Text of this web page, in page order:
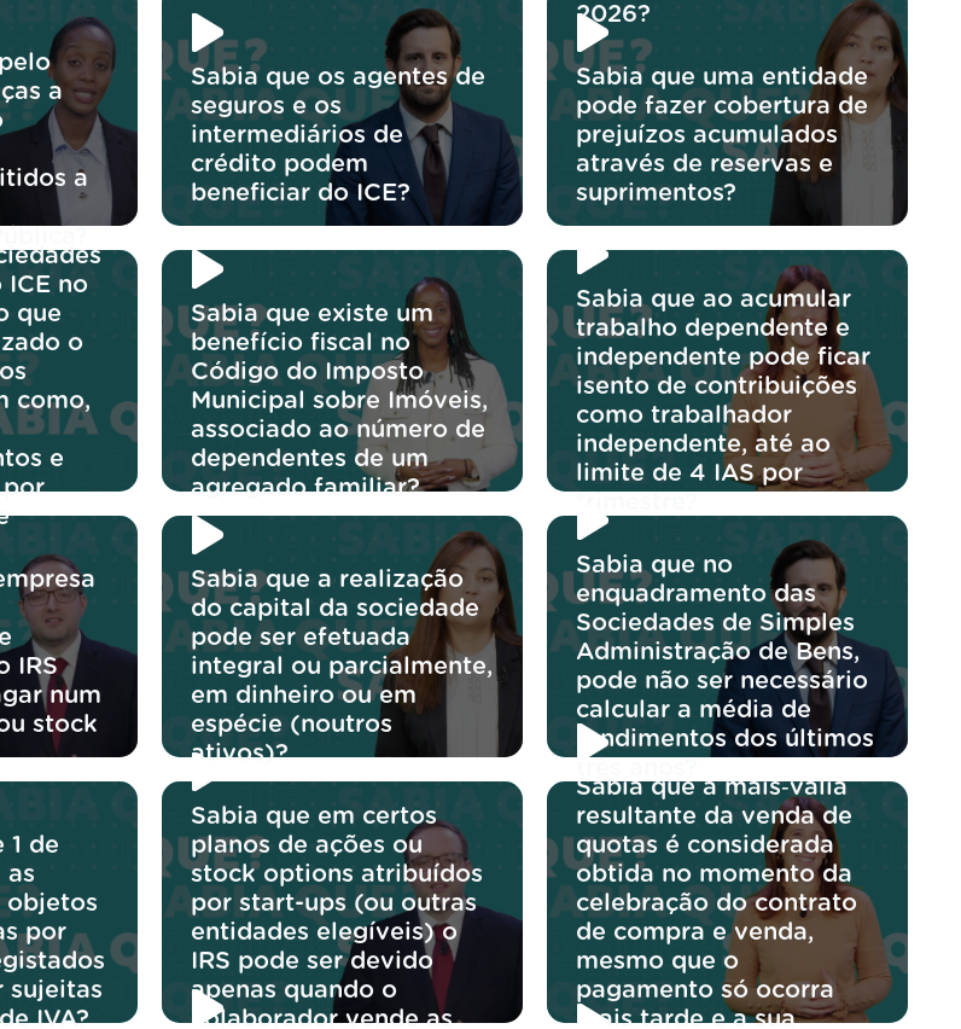
2026?
a
a
Sabia que os agentes de
seguros e os
intermediários de
crédito podem
beneficiar do ICE?
Sabia que uma entidade
pode fazer cobertura de
prejuízos acumulados
através de reservas e
suprimentos?
ICE no
que
o
como,
e
por
Sabia que existe um
benefício fiscal no
Código do Imposto
Municipal sobre Imóveis,
associado ao número de
dependentes de um
agregado familiar?
Sabia que ao acumular
trabalho dependente e
independente pode ficar
isento de contribuições
como trabalhador
independente, até ao
limite de 4 IAS por
IRS
num
stock
Sabia que a realização
do capital da sociedade
pode ser efetuada
integral ou parcialmente,
em dinheiro ou em
espécie (noutros
ativos)?
Sabia que no
enquadramento das
Sociedades de Simples
Administração de Bens,
pode não ser necessário
calcular a média de
rendimentos dos últimos
1 de
as
objetos
por
sujeitas
IVA?
Sabia que em certos
planos de ações ou
stock options atribuídos
por start-ups (ou outras
entidades elegíveis) o
IRS pode ser devido
apenas quando o
colaborador vende as
Sabia que a mais‑valia
resultante da venda de
quotas é considerada
obtida no momento da
celebração do contrato
de compra e venda,
mesmo que o
pagamento só ocorra
mais tarde e a sua